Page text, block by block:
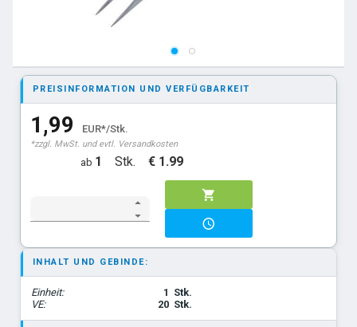
PREISINFORMATION UND VERFÜGBARKEIT
1,99 EUR*/Stk.
*zzgl. MwSt. und evtl. Versandkosten
ab 1 Stk. € 1.99
INHALT UND GEBINDE:
Einheit: 1 Stk.
VE:
20 Stk.